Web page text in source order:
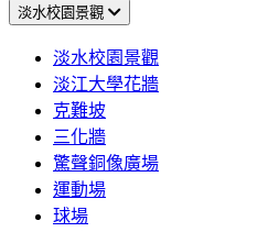
淡水校園景觀
淡水校園景觀
淡江大學花牆
克難坡
三化牆
驚聲銅像廣場
運動場
球場